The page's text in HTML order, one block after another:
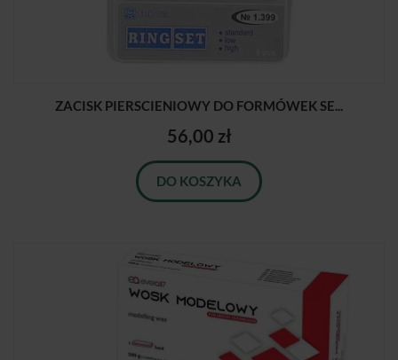
ZACISK PIERSCIENIOWY DO FORMÓWEK SE...
56,00 zł
DO KOSZYKA